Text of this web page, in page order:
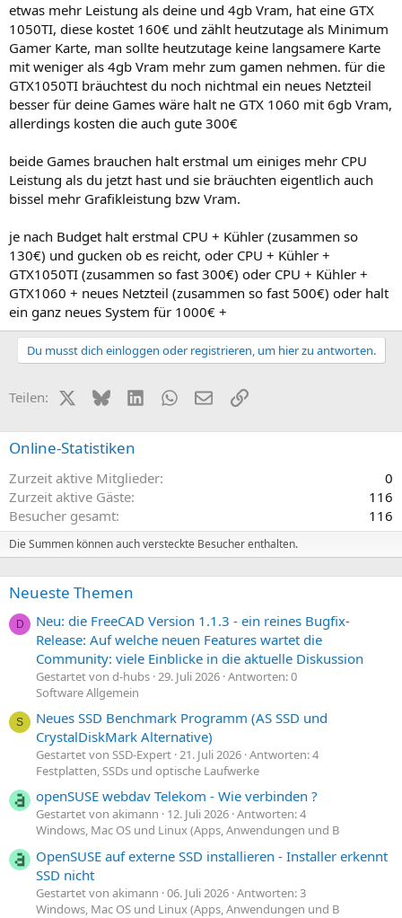
etwas mehr Leistung als deine und 4gb Vram, hat eine GTX
1050TI, diese kostet 160€ und zählt heutzutage als Minimum
Gamer Karte, man sollte heutzutage keine langsamere Karte
mit weniger als 4gb Vram mehr zum gamen nehmen. für die
GTX1050TI bräuchtest du noch nichtmal ein neues Netzteil
besser für deine Games wäre halt ne GTX 1060 mit 6gb Vram,
allerdings kosten die auch gute 300€
beide Games brauchen halt erstmal um einiges mehr CPU
Leistung als du jetzt hast und sie bräuchten eigentlich auch
bissel mehr Grafikleistung bzw Vram.
je nach Budget halt erstmal CPU + Kühler (zusammen so
130€) und gucken ob es reicht, oder CPU + Kühler +
GTX1050TI (zusammen so fast 300€) oder CPU + Kühler +
GTX1060 + neues Netzteil (zusammen so fast 500€) oder halt
ein ganz neues System für 1000€ +
Du musst dich einloggen oder registrieren, um hier zu antworten.
Teilen: X (Twitter)
BlueskyLinkedInWhatsApp
E-MailLink
Online-Statistiken
Zurzeit aktive Mitglieder
0
Zurzeit aktive Gäste
116
Besucher gesamt
116
Die Summen können auch versteckte Besucher enthalten.
Neueste Themen
D
Neu: die FreeCAD Version 1.1.3 - ein reines Bugfix-
Release: Auf welche neuen Features wartet die
Community: viele Einblicke in die aktuelle Diskussion
Gestartet von d-hubs 29. Juli 2026 Antworten: 0
Software Allgemein
S
Neues SSD Benchmark Programm (AS SSD und
CrystalDiskMark Alternative)
Gestartet von SSD-Expert 21. Juli 2026 Antworten: 4
Festplatten, SSDs und optische Laufwerke
openSUSE webdav Telekom - Wie verbinden ?
Gestartet von akimann 12. Juli 2026 Antworten: 4
Windows, Mac OS und Linux (Apps, Anwendungen und B
OpenSUSE auf externe SSD installieren - Installer erkennt
SSD nicht
Gestartet von akimann 06. Juli 2026 Antworten: 3
Windows, Mac OS und Linux (Apps, Anwendungen und B